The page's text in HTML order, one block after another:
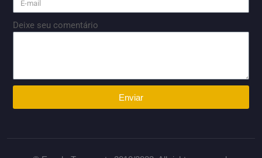
Deixe seu comentário
Enviar